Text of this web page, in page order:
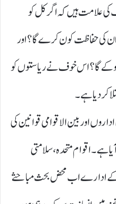
علامت ہیں کہ اگر کل کو
ان کی حفاظت کون کرے گا؟ اور
روکے گا؟ اس خوف نے ریاستوں کو
کر دیا ہے۔
اور بین الاقوامی قوانین کی
اقوام متحدہ، سلامتی
کے ادارے اب محض بحث مباحثے